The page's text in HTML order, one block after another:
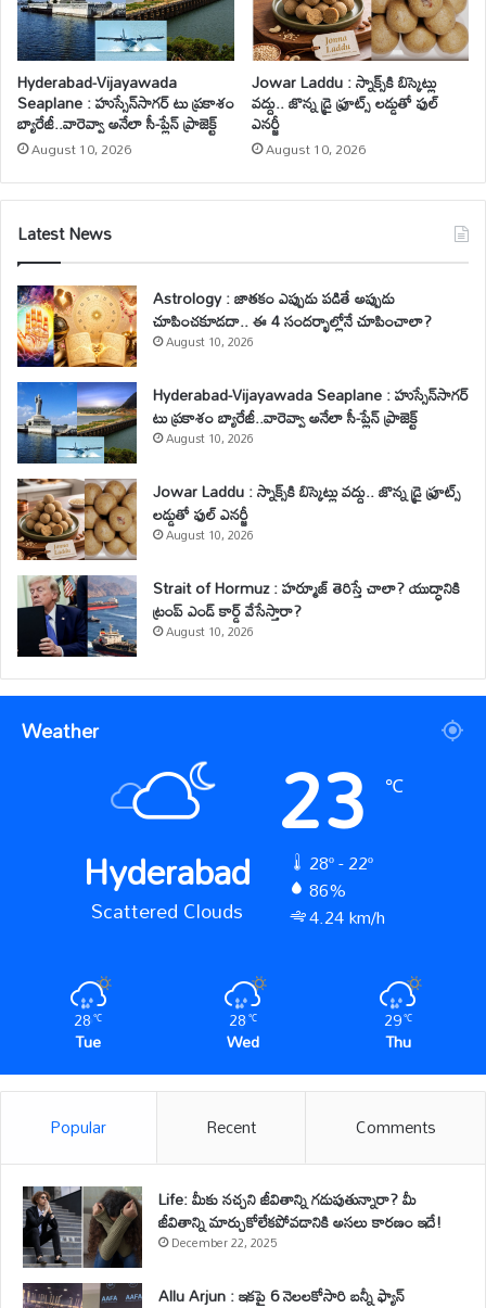
Hyderabad-Vijayawada
Seaplane : హుస్సేన్‌సాగర్ టు ప్రకాశం
బ్యారేజీ..వారెవ్వా అనేలా సీ-ప్లేన్ ప్రాజెక్ట్
August 10, 2026
Jowar Laddu : స్నాక్స్‌కి బిస్కెట్లు
వద్దు.. జొన్న డ్రై ఫ్రూట్స్ లడ్డుతో ఫుల్
ఎనర్జీ
August 10, 2026
Latest News
Astrology : జాతకం ఎప్పుడు పడితే అప్పుడు
చూపించకూడదా.. ఈ 4 సందర్భాల్లోనే చూపించాలా?
August 10, 2026
Hyderabad-Vijayawada Seaplane : హుస్సేన్‌సాగర్
టు ప్రకాశం బ్యారేజీ..వారెవ్వా అనేలా సీ-ప్లేన్ ప్రాజెక్ట్
August 10, 2026
Jowar Laddu : స్నాక్స్‌కి బిస్కెట్లు వద్దు.. జొన్న డ్రై ఫ్రూట్స్
లడ్డుతో ఫుల్ ఎనర్జీ
August 10, 2026
Strait of Hormuz : హర్మూజ్ తెరిస్తే చాలా? యుద్ధానికి
ట్రంప్ ఎండ్ కార్డ్ వేసేస్తారా?
August 10, 2026
Weather
Hyderabad
Scattered Clouds
23 ℃
28º - 22º
86%
4.24 km/h
28℃
Tue
28℃
Wed
29℃
Thu
Popular Recent Comments
Life: మీకు నచ్చని జీవితాన్ని గడుపుతున్నారా? మీ
జీవితాన్ని మార్చుకోలేకపోవడానికి అసలు కారణం ఇదే!
December 22, 2025
Allu Arjun : ఇకపై 6 నెలలకోసారి బన్నీ ఫ్యాన్